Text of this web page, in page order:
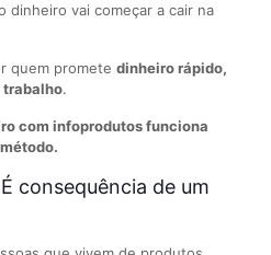
dinheiro vai começar a cair na
quem promete dinheiro rápido,
trabalho.
com infoprodutos funciona
consequência de um